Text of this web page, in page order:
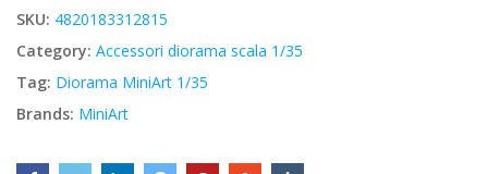
SKU: 4820183312815
Category: Accessori diorama scala 1/35
Tag: Diorama MiniArt 1/35
Brands: MiniArt